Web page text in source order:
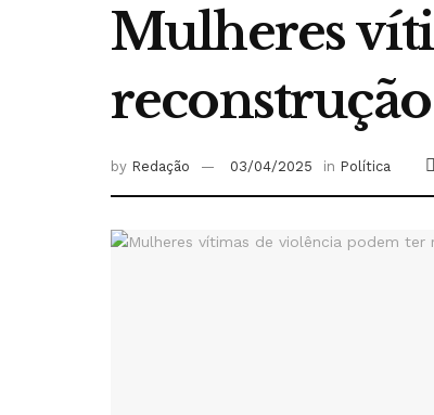
Mulheres
by Redação 03/04/2025 in Política